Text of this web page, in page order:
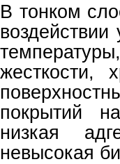
В тонком
жесткости,
покрытий
низкая
невысокая